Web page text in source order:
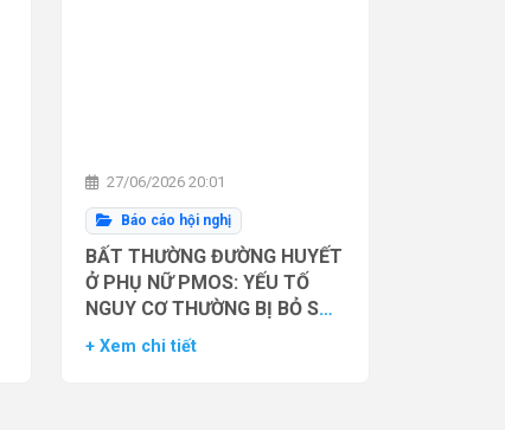
27/06/2026 20:01
Báo cáo hội nghị
BẤT THƯỜNG ĐƯỜNG HUYẾT
Ở PHỤ NỮ PMOS: YẾU TỐ
NGUY CƠ THƯỜNG BỊ BỎ SÓT
– DỮ LIỆU TỪ NGHIÊN CỨU
+ Xem chi tiết